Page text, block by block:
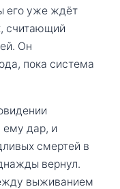
его уже ждёт
считающий
Он
пока система
ему дар, и
смертей в
вернул.
выживанием